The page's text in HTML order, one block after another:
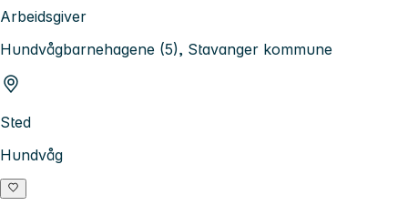
Arbeidsgiver
Hundvågbarnehagene (5), Stavanger kommune
Sted
Hundvåg